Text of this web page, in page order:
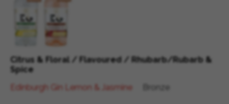
Citrus & Floral / Flavoured / Rhubarb/Rubarb &
Spice
Edinburgh Gin Lemon & Jasmine